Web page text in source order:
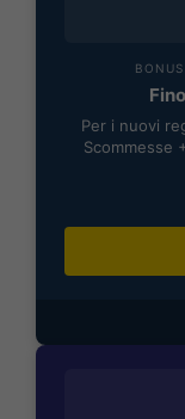
Per i nuovi
Scommesse